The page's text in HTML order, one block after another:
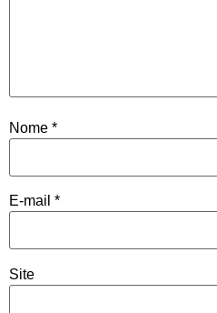
Nome *
E-mail *
Site